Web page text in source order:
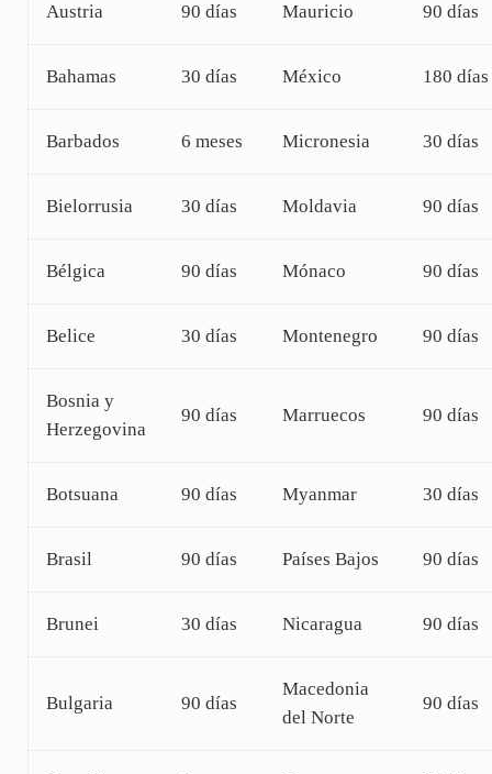
Austria 90 días Mauricio 90 días
Bahamas 30 días México 180 días
Barbados 6 meses Micronesia 30 días
Bielorrusia 30 días Moldavia 90 días
Bélgica 90 días Mónaco 90 días
Belice 30 días Montenegro 90 días
Bosnia y
Herzegovina
90 días Marruecos 90 días
Botsuana 90 días Myanmar 30 días
Brasil 90 días Países Bajos 90 días
Brunei 30 días Nicaragua 90 días
Bulgaria 90 días
Macedonia
del Norte
90 días